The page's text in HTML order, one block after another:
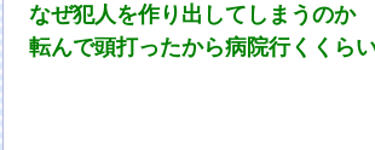
なぜ犯人を作り出してしまうのか
転んで頭打ったから病院行くくら